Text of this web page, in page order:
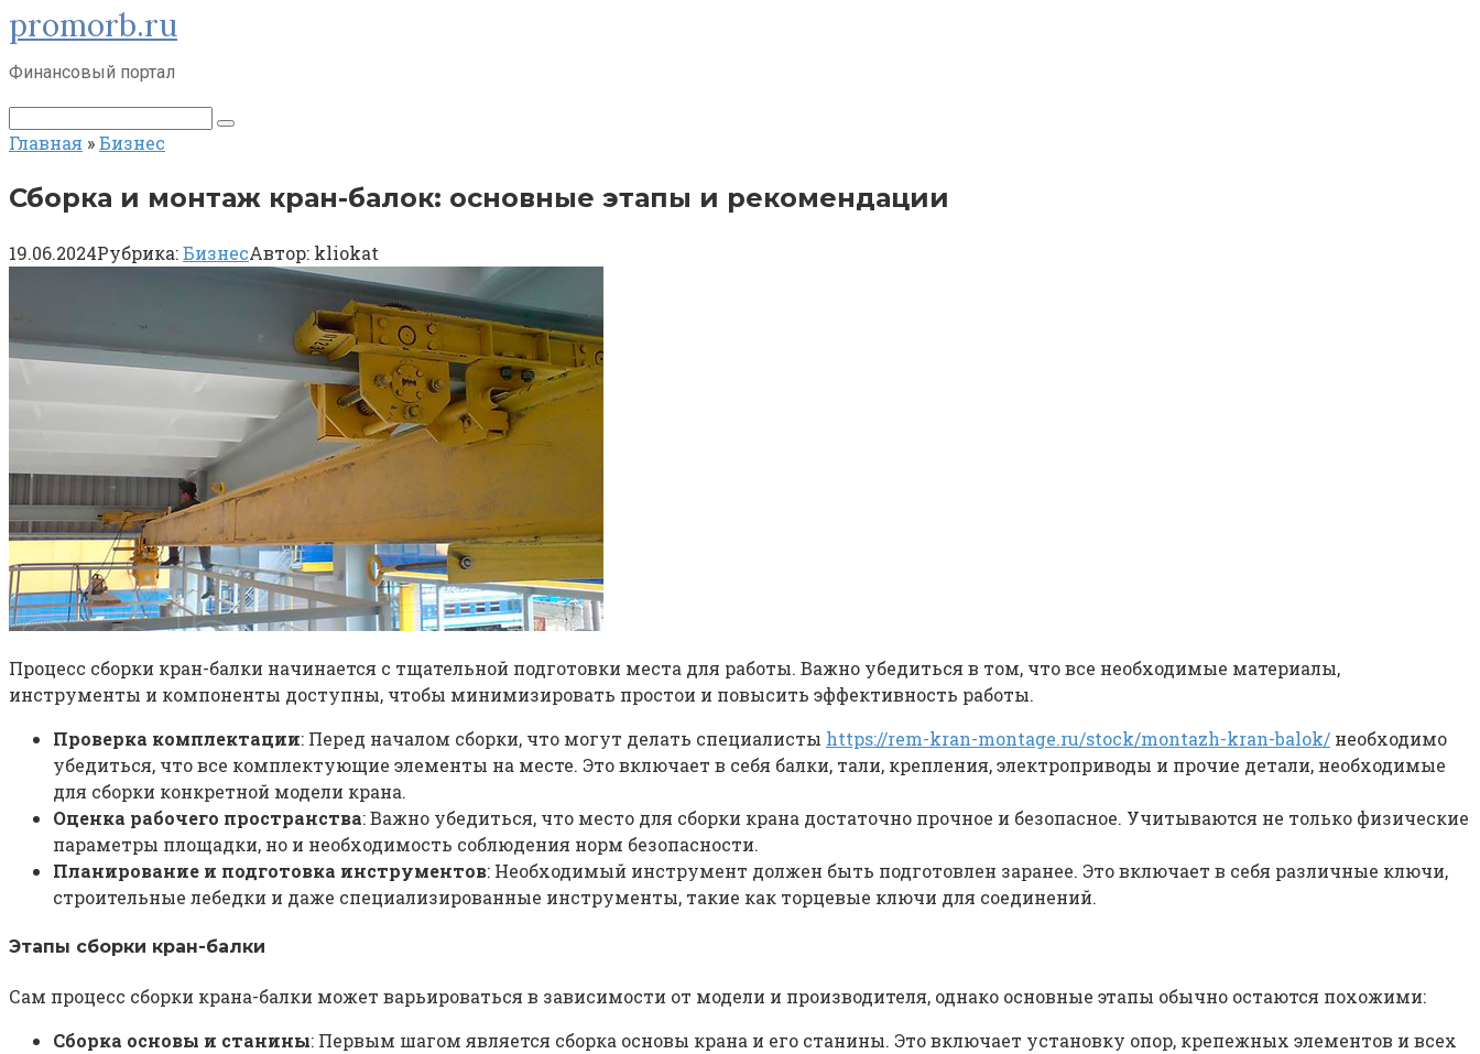
Перейти
к
контенту
promorb.ru
Финансовый портал
Поиск:
Главная »Бизнес
Сборка и монтаж кран-балок: основные этапы и рекомендации
19.06.2024Рубрика:БизнесАвтор: kliokat
Процесс сборки кран-балки начинается с тщательной подготовки места для работы. Важно убедиться в том, что все необходимые материалы,
инструменты и компоненты доступны, чтобы минимизировать простои и повысить эффективность работы.
Проверка комплектации: Перед началом сборки, что могут делать специалисты https://rem-kran-montage.ru/stock/montazh-kran-balok/ необходимо
убедиться, что все комплектующие элементы на месте. Это включает в себя балки, тали, крепления, электроприводы и прочие детали, необходимые
для сборки конкретной модели крана.
Оценка рабочего пространства: Важно убедиться, что место для сборки крана достаточно прочное и безопасное. Учитываются не только физические
параметры площадки, но и необходимость соблюдения норм безопасности.
Планирование и подготовка инструментов: Необходимый инструмент должен быть подготовлен заранее. Это включает в себя различные ключи,
строительные лебедки и даже специализированные инструменты, такие как торцевые ключи для соединений.
Этапы сборки кран-балки
Сам процесс сборки крана-балки может варьироваться в зависимости от модели и производителя, однако основные этапы обычно остаются похожими:
Сборка основы и станины: Первым шагом является сборка основы крана и его станины. Это включает установку опор, крепежных элементов и всех